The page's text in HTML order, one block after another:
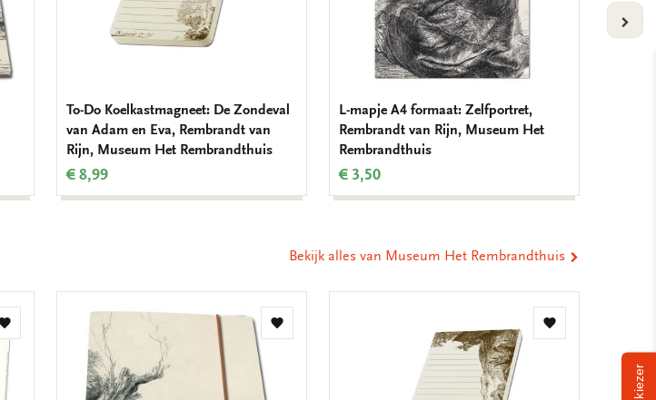
To-Do Koelkastmagneet: De Zondeval
van Adam en Eva, Rembrandt van
Rijn, Museum Het Rembrandthuis
€ 8,99
L-mapje A4 formaat: Zelfportret,
Rembrandt van Rijn, Museum Het
Rembrandthuis
€ 3,50
Bekijk alles van Museum Het Rembrandthuis
Toevoegen
aan
verlanglijst
Toevoegen
Toevoegen